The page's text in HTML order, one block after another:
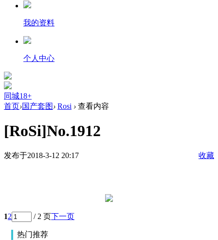
我的资料
个人中心
同城18+
首页›国产套图› Rosi › 查看内容
[RoSi]No.1912
发布于2018-3-12 20:17 收藏
12 / 2 页下一页
热门推荐